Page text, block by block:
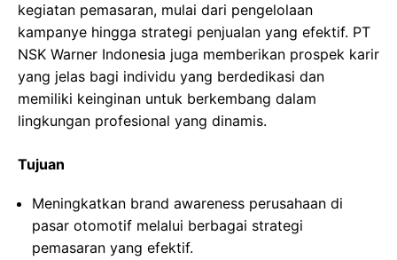
kegiatan pemasaran, mulai dari pengelolaan
kampanye hingga strategi penjualan yang efektif. PT
NSK Warner Indonesia juga memberikan prospek karir
yang jelas bagi individu yang berdedikasi dan
memiliki keinginan untuk berkembang dalam
lingkungan profesional yang dinamis.
Tujuan
Meningkatkan brand awareness perusahaan di
pasar otomotif melalui berbagai strategi
pemasaran yang efektif.